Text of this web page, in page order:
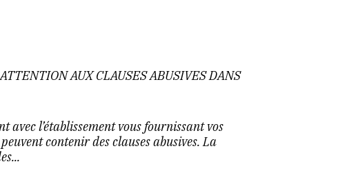
AUX CLAUSES ABUSIVES DANS
avec l’établissement vous fournissant vos
contenir des clauses abusives. La